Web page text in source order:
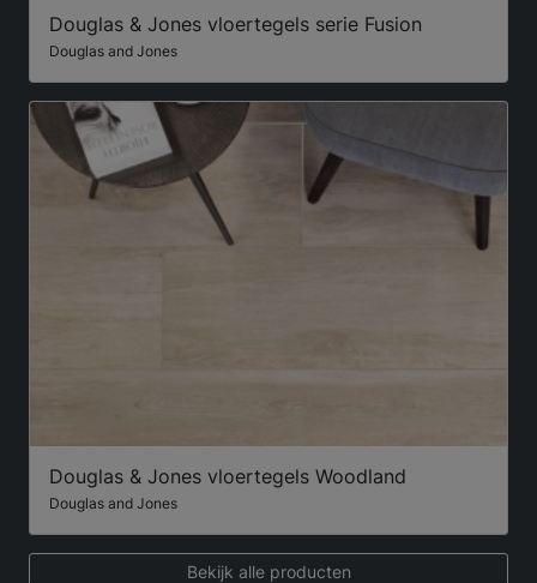
Douglas & Jones vloertegels serie Fusion
Douglas and Jones
Douglas & Jones vloertegels Woodland
Douglas and Jones
Bekijk alle producten